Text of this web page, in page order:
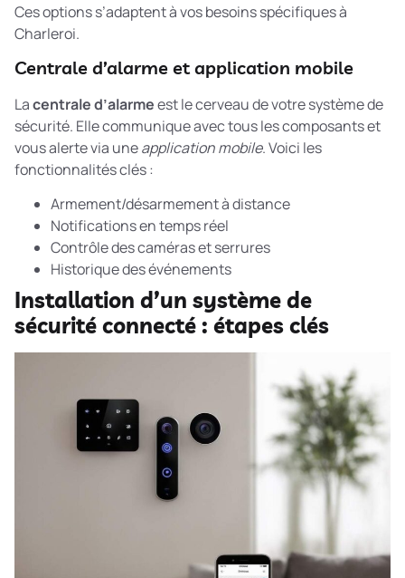
Ces options s’adaptent à vos besoins spécifiques à
Charleroi.
Centrale d’alarme et application mobile
Lacentrale d’alarmeest le cerveau de votre système de
sécurité. Elle communique avec tous les composants et
vous alerte via uneapplication mobile. Voici les
fonctionnalités clés :
Armement/désarmement à distance
Notifications en temps réel
Contrôle des caméras et serrures
Historique des événements
Installation d’un système de
sécurité connecté : étapes clés